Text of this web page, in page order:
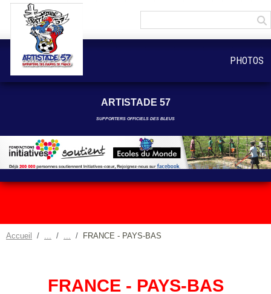
ARTISTADE 57
SUPPORTERS OFFICIELS DES BLEUS
Accueil FRANCE - PAYS-BAS
FRANCE - PAYS-BAS
PHOTOS
Panneau de gestion des cookies